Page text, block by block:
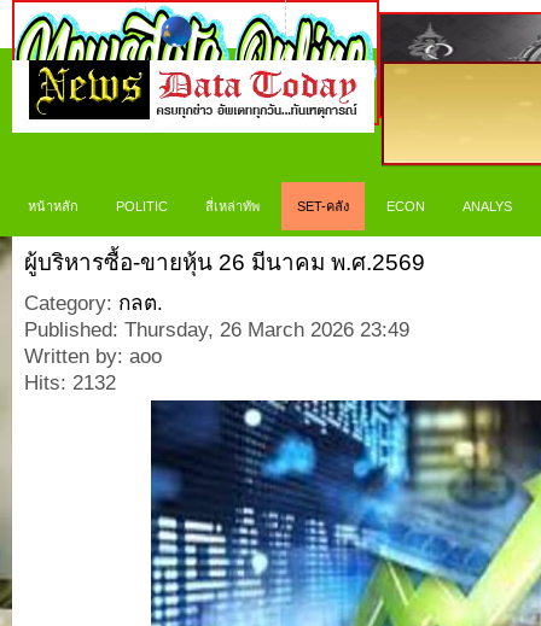
หน้าหลัก POLITIC สี่เหล่าทัพ SET-คลัง ECON ANALYS
ผู้บริหารซื้อ-ขายหุ้น 26 มีนาคม พ.ศ.2569
Category: กลต.
Published: Thursday, 26 March 2026 23:49
Written by: aoo
Hits: 2132